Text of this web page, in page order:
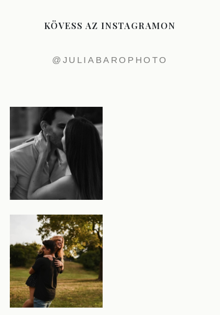
KÖVESS AZ INSTAGRAMON
@JULIABAROPHOTO